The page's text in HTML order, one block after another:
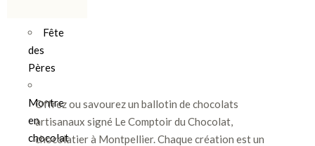
Fête
des
Pères
Montre
en
chocolat
Offrez ou savourez un ballotin de chocolats
artisanaux signé Le Comptoir du Chocolat,
chocolatier à Montpellier. Chaque création est un